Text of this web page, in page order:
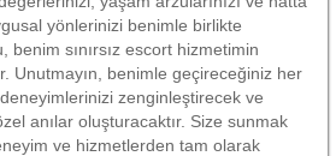
yönlerinizi benimle birlikte
benim sınırsız escort hizmetimin
Unutmayın, benimle geçireceğiniz her
zenginleştirecek ve
anılar oluşturacaktır. Size sunmak
ve hizmetlerden tam olarak